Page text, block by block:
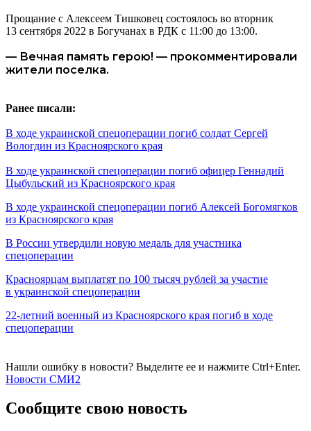
Прощание с Алексеем Тишковец состоялось во вторник
13 сентября 2022 в Богучанах в РДК с 11:00 до 13:00.
— Вечная память герою! — прокомментировали
жители поселка.
Ранее писали:
В ходе украинской спецоперации погиб солдат Сергей
Вологдин из Красноярского края
В ходе украинской спецоперации погиб офицер Геннадий
Цыбульский из Красноярского края
В ходе украинской спецоперации погиб Алексей Богомягков
из Красноярского края
В России утвердили новую медаль для участника
спецоперации
Красноярцам выплатят по 100 тысяч рублей за участие
в украинской спецоперации
22-летний военный из Красноярского края погиб в ходе
спецоперации
Нашли ошибку в новости? Выделите ее и нажмите Ctrl+Enter.
Новости СМИ2
Сообщите свою новость